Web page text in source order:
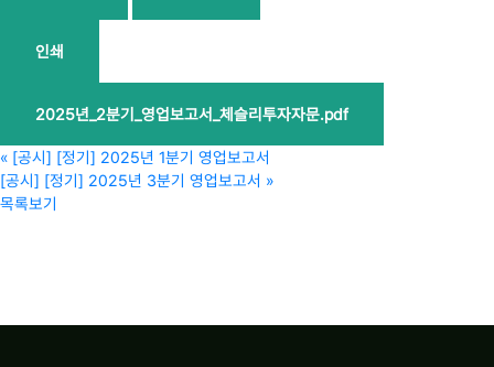
인쇄
2025년_2분기_영업보고서_체슬리투자자문.pdf
« [공시] [정기] 2025년 1분기 영업보고서
[공시] [정기] 2025년 3분기 영업보고서 »
목록보기